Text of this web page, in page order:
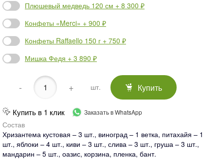
Плюшевый медведь 120 см + 8 300 ₽
Конфеты «Merci» + 900 ₽
Конфеты Raffaello 150 г + 750 ₽
Мишка Федя + 3 890 ₽
- + шт. Купить
Купить в 1 клик Заказать в WhatsApp
Состав
Хризантема кустовая – 3 шт., виноград – 1 ветка, питахайя – 1
шт., яблоки – 4 шт., киви – 3 шт., слива – 3 шт., груша – 3 шт.,
мандарин – 5 шт., оазис, корзина, пленка, бант.